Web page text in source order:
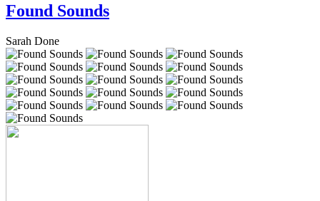
Found Sounds
Sarah Done